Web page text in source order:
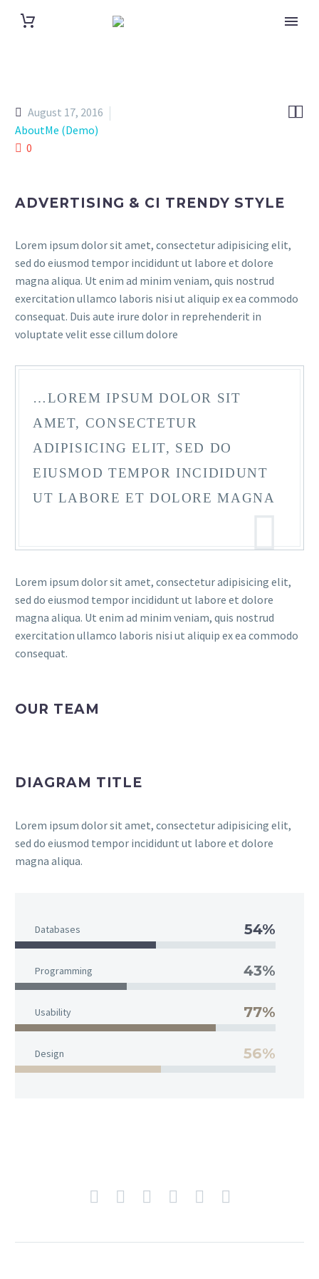

August 17, 2016
AboutMe (Demo)
0
ADVERTISING & CI TRENDY STYLE
Lorem ipsum dolor sit amet, consectetur adipisicing elit,
sed do eiusmod tempor incididunt ut labore et dolore
magna aliqua. Ut enim ad minim veniam, quis nostrud
exercitation ullamco laboris nisi ut aliquip ex ea commodo
consequat. Duis aute irure dolor in reprehenderit in
voluptate velit esse cillum dolore
…LOREM IPSUM DOLOR SIT
AMET, CONSECTETUR
ADIPISICING ELIT, SED DO
EIUSMOD TEMPOR INCIDIDUNT
UT LABORE ET DOLORE MAGNA
Lorem ipsum dolor sit amet, consectetur adipisicing elit,
sed do eiusmod tempor incididunt ut labore et dolore
magna aliqua. Ut enim ad minim veniam, quis nostrud
exercitation ullamco laboris nisi ut aliquip ex ea commodo
consequat.
OUR TEAM
DIAGRAM TITLE
Lorem ipsum dolor sit amet, consectetur adipisicing elit,
sed do eiusmod tempor incididunt ut labore et dolore
magna aliqua.
Databases 54%
Programming 43%
Usability 77%
Design 56%